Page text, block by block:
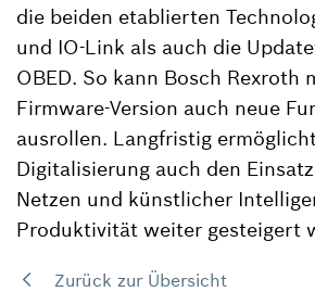
die beiden etablierten
und IO-Link als auch die
OBED. So kann Bosch Rexroth
Firmware-Version auch neue
ausrollen. Langfristig
Digitalisierung auch den
Netzen und künstlicher
Produktivität weiter gesteigert
Zurück zur Übersicht